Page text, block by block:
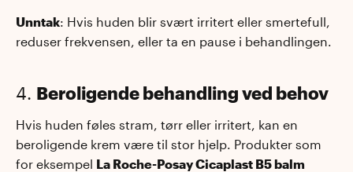
Unntak: Hvis huden blir svært irritert eller smertefull,
reduser frekvensen, eller ta en pause i behandlingen.
4. Beroligende behandling ved behov
Hvis huden føles stram, tørr eller irritert, kan en
beroligende krem være til stor hjelp. Produkter som
for eksempel La Roche-Posay Cicaplast B5 balm